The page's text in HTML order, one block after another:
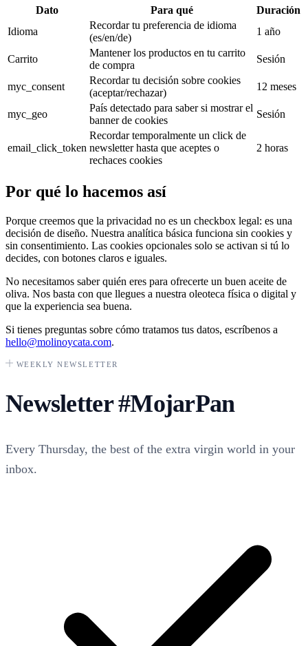
Dato Para qué
Duración
Idioma
Recordar tu preferencia de idioma
(es/en/de)
1 año
Carrito
Mantener los productos en tu carrito
de compra
Sesión
myc_consent
Recordar tu decisión sobre cookies
(aceptar/rechazar)
12 meses
myc_geo
País detectado para saber si mostrar el
banner de cookies
Sesión
email_click_token
Recordar temporalmente un click de
newsletter hasta que aceptes o
rechaces cookies
2 horas
Por qué lo hacemos así
Porque creemos que la privacidad no es un checkbox legal: es una
decisión de diseño. Nuestra analítica básica funciona sin cookies y
sin consentimiento. Las cookies opcionales solo se activan si tú lo
decides, con botones claros e iguales.
No necesitamos saber quién eres para ofrecerte un buen aceite de
oliva. Nos basta con que llegues a nuestra oleoteca física o digital y
que la experiencia sea buena.
Si tienes preguntas sobre cómo tratamos tus datos, escríbenos a
hello@molinoycata.com.
WEEKLY NEWSLETTER
Newsletter#MojarPan
Every Thursday, the best of the extra virgin world in your
inbox.